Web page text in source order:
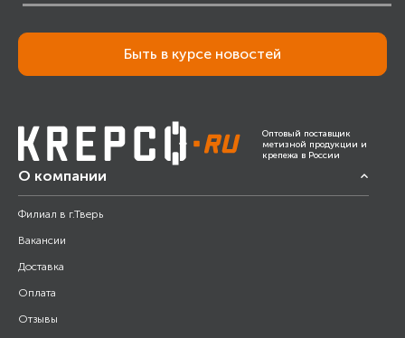
Быть в курсе новостей
Оптовый поставщик
метизной продукции и
крепежа в России
О компании
Филиал в г.Тверь
Вакансии
Доставка
Оплата
Отзывы